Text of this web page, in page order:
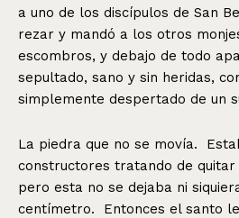
a uno de los discípulos de San
rezar y mandó a los otros
escombros, y debajo de todo
sepultado, sano y sin heridas,
simplemente despertado de un
La piedra que no se movía.
constructores tratando de quitar
pero esta no se dejaba ni
centímetro. Entonces el santo